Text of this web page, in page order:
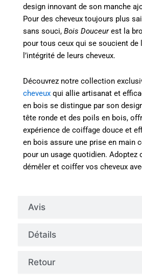
Avis
Détails
Retour
design innovant de son manche
Pour des cheveux toujours plus
sans souci, Bois Douceurest la
pour tous ceux qui se soucient de
l’intégrité de leurs cheveux.
Découvrez notre collection
cheveux qui allie artisanat et
en bois se distingue par son
tête ronde et des poils en bois,
expérience de coiffage douce et
en bois assure une prise en main
pour un usage quotidien. Adoptez
démêler et coiffer vos cheveux